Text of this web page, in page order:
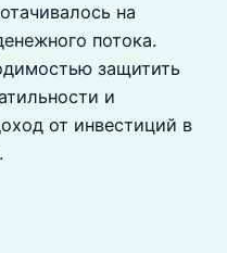
на
потока.
защитить
и
от инвестиций в